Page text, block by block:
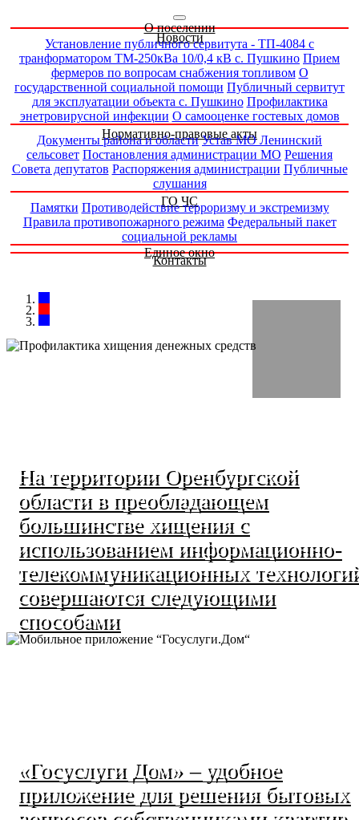
О поселении
Новости
Установление публичного сервитута - ТП-4084 с
транформатором ТМ-250кВа 10/0,4 кВ с. Пушкино Прием
фермеров по вопросам снабжения топливом О
государственной социальной помощи Публичный сервитут
для эксплуатации объекта с. Пушкино Профилактика
энетровирусной инфекции О самооценке гостевых домов
Нормативно-правовые акты
Документы района и области Устав МО Ленинский
сельсовет Постановления администрации МО Решения
Совета депутатов Распоряжения администрации Публичные
слушания
ГО ЧС
Памятки Противодействие терроризму и экстремизму
Правила противопожарного режима Федеральный пакет
социальной рекламы
Единое окно
Контакты
На территории Оренбургской
области в преобладающем
большинстве хищения с
использованием информационно-
телекоммуникационных
совершаются следующими
способами
«Госуслуги Дом» – удобное
приложение для решения бытовых